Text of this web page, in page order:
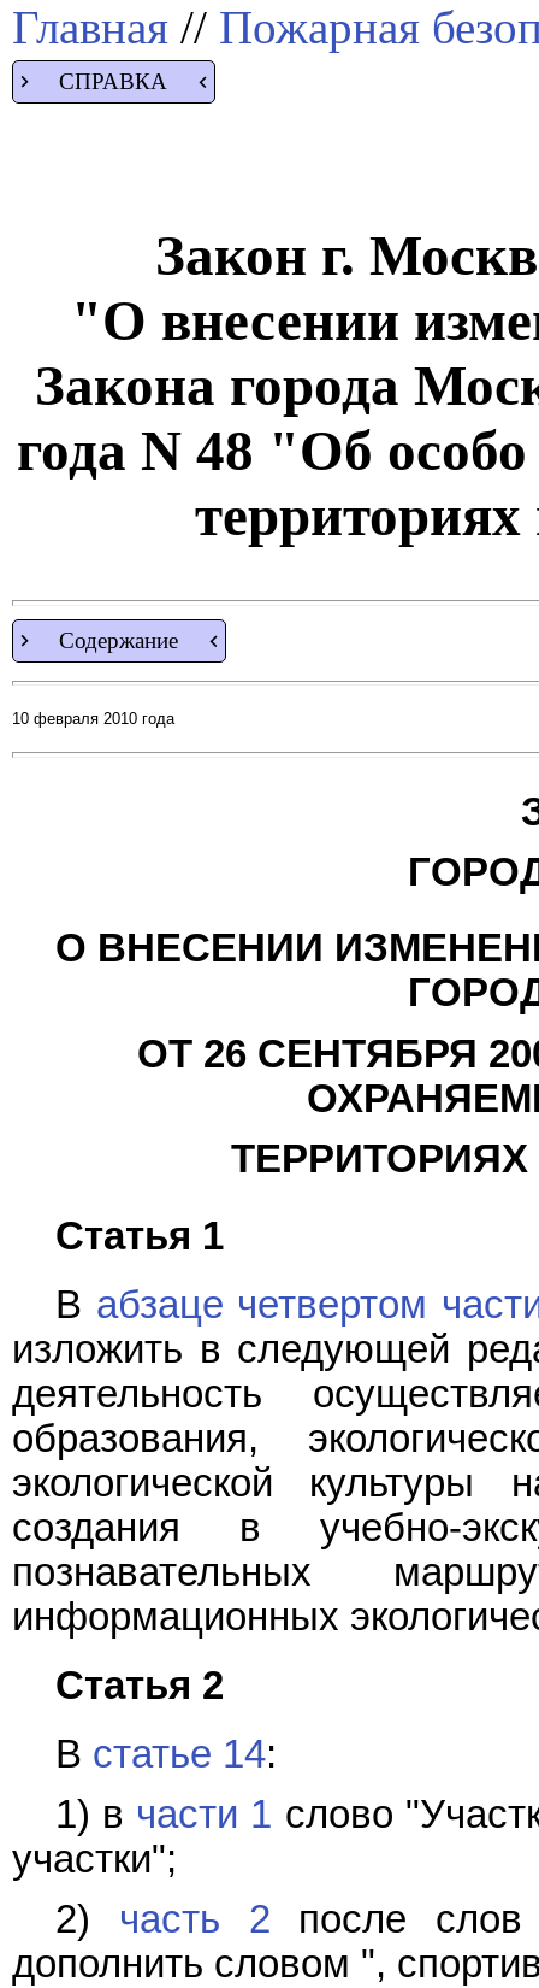
Главная // Пожарная
СПРАВКА
Закон г.
"О внесении
Закона города
года N 48 "Об
Содержание
10 февраля 2010 года
О ВНЕСЕНИИ
ОТ 26 СЕНТЯБРЯ
Статья 1
В абзаце четвертом
изложить в следующей
деятельность
образования,
экологической
создания в учебно-
познавательных
информационных
Статья 2
В статье 14:
1) в части 1 слово
участки";
2) часть 2 после слов
дополнить словом ",